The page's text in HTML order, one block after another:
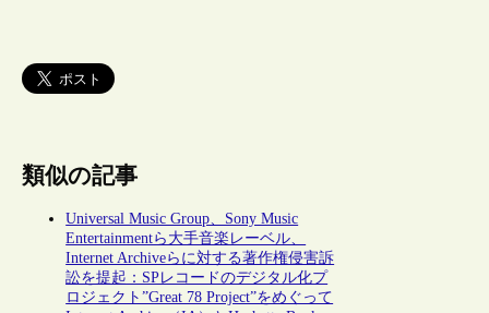
類似の記事
Universal Music Group、Sony Music
Entertainmentら大手音楽レーベル、
Internet Archiveらに対する著作権侵害訴
訟を提起：SPレコードのデジタル化プ
ロジェクト”Great 78 Project”をめぐって